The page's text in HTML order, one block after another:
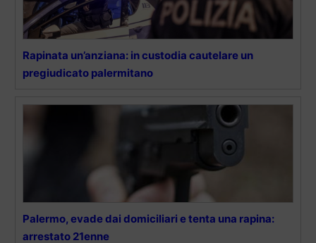
Rapinata un’anziana: in custodia cautelare un
pregiudicato palermitano
Palermo, evade dai domiciliari e tenta una rapina:
arrestato 21enne